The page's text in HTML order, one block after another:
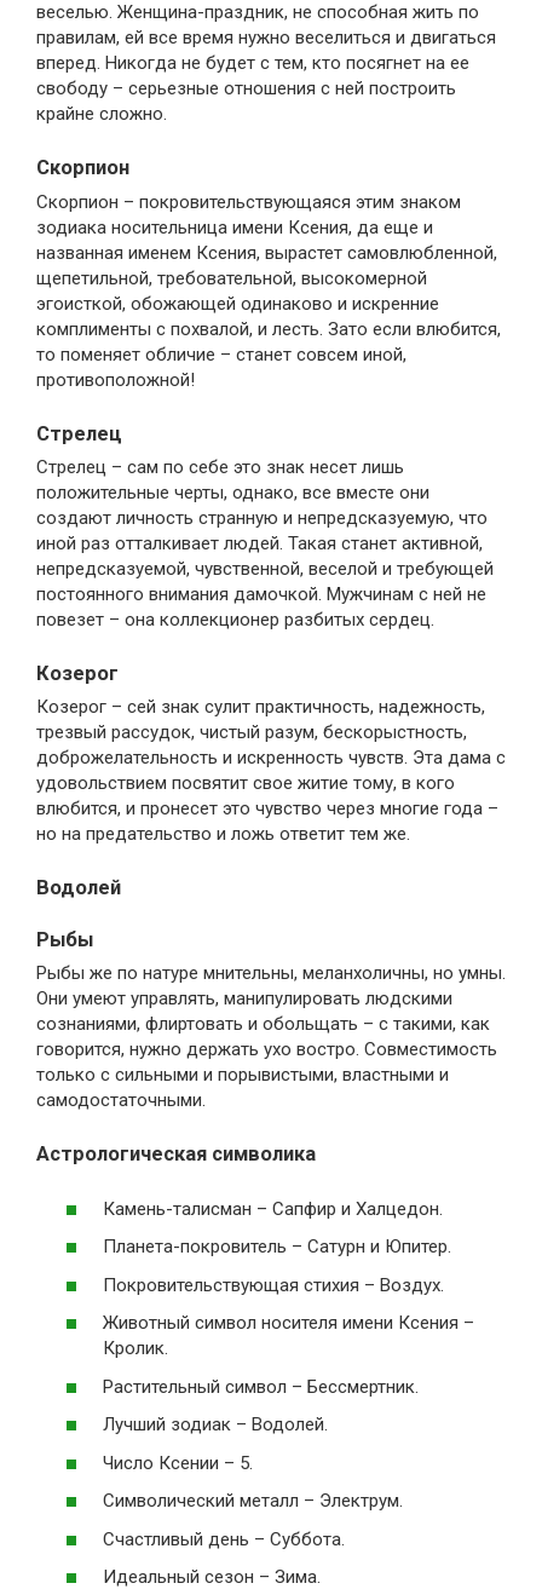
веселью. Женщина-праздник, не способная жить по
правилам, ей все время нужно веселиться и двигаться
вперед. Никогда не будет с тем, кто посягнет на ее
свободу – серьезные отношения с ней построить
крайне сложно.
Скорпион
Скорпион – покровительствующаяся этим знаком
зодиака носительница имени Ксения, да еще и
названная именем Ксения, вырастет самовлюбленной,
щепетильной, требовательной, высокомерной
эгоисткой, обожающей одинаково и искренние
комплименты с похвалой, и лесть. Зато если влюбится,
то поменяет обличие – станет совсем иной,
противоположной!
Стрелец
Стрелец – сам по себе это знак несет лишь
положительные черты, однако, все вместе они
создают личность странную и непредсказуемую, что
иной раз отталкивает людей. Такая станет активной,
непредсказуемой, чувственной, веселой и требующей
постоянного внимания дамочкой. Мужчинам с ней не
повезет – она коллекционер разбитых сердец.
Козерог
Козерог – сей знак сулит практичность, надежность,
трезвый рассудок, чистый разум, бескорыстность,
доброжелательность и искренность чувств. Эта дама с
удовольствием посвятит свое житие тому, в кого
влюбится, и пронесет это чувство через многие года –
но на предательство и ложь ответит тем же.
Водолей
Рыбы
Рыбы же по натуре мнительны, меланхоличны, но умны.
Они умеют управлять, манипулировать людскими
сознаниями, флиртовать и обольщать – с такими, как
говорится, нужно держать ухо востро. Совместимость
только с сильными и порывистыми, властными и
самодостаточными.
Астрологическая символика
Камень-талисман – Сапфир и Халцедон.
Планета-покровитель – Сатурн и Юпитер.
Покровительствующая стихия – Воздух.
Животный символ носителя имени Ксения –
Кролик.
Растительный символ – Бессмертник.
Лучший зодиак – Водолей.
Число Ксении – 5.
Символический металл – Электрум.
Счастливый день – Суббота.
Идеальный сезон – Зима.